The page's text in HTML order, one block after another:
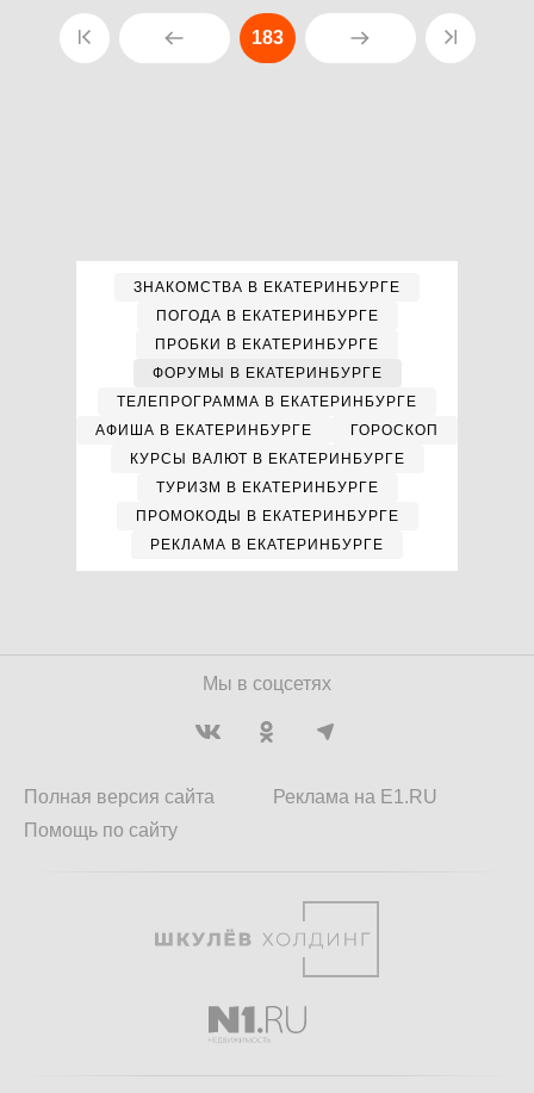
183
ЗНАКОМСТВА В ЕКАТЕРИНБУРГЕ
ПОГОДА В ЕКАТЕРИНБУРГЕ
ПРОБКИ В ЕКАТЕРИНБУРГЕ
ФОРУМЫ В ЕКАТЕРИНБУРГЕ
ТЕЛЕПРОГРАММА В ЕКАТЕРИНБУРГЕ
АФИША В ЕКАТЕРИНБУРГЕ
ГОРОСКОП
КУРСЫ ВАЛЮТ В ЕКАТЕРИНБУРГЕ
ТУРИЗМ В ЕКАТЕРИНБУРГЕ
ПРОМОКОДЫ В ЕКАТЕРИНБУРГЕ
РЕКЛАМА В ЕКАТЕРИНБУРГЕ
Мы в соцсетях
Полная версия сайта
Помощь по сайту
Реклама на E1.RU